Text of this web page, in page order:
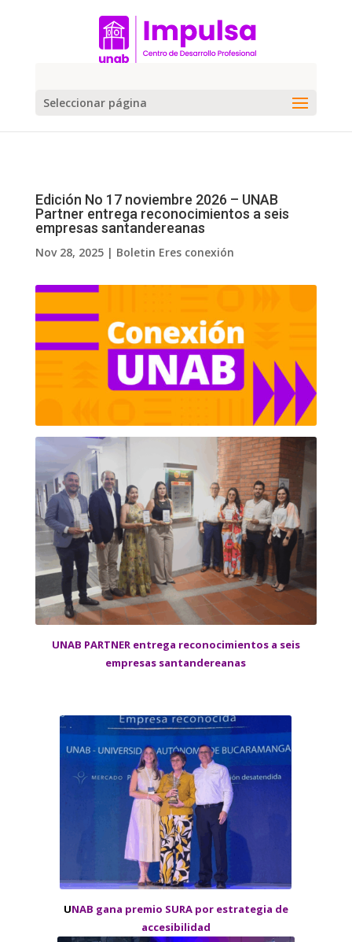
Seleccionar página
Edición No 17 noviembre 2026 – UNAB
Partner entrega reconocimientos a seis
empresas santandereanas
Nov 28, 2025| Boletin Eres conexión
UNAB PARTNER entrega reconocimientos a seis
empresas santandereanas
UNAB gana premio SURA por estrategia de
accesibilidad